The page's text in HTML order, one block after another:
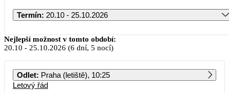
Termín: 20.10 - 25.10.2026
Říjen 2026
PO ÚT ST ČT PÁ SO NE
Nejlepší možnost v tomto období:
20.10 - 25.10.2026 (6 dní, 5 nocí)
Odlet: Praha (letiště), 10:25
Letový řád